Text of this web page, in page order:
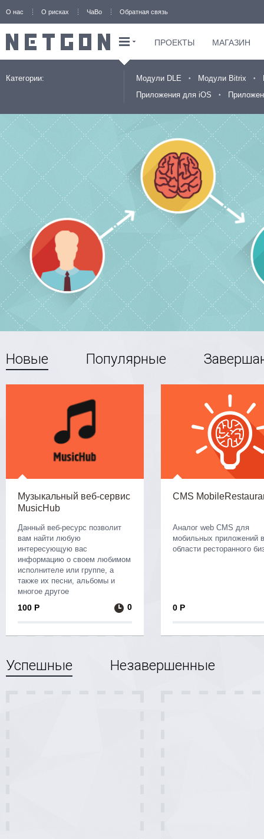
О нас О рисках ЧаВо Обратная связь
ПРОЕКТЫ МАГАЗИН
Категории: Модули DLE Модули Bitrix
Приложения для iOS
Новые Популярные
Музыкальный веб-сервис
MusicHub
Данный веб-ресурс позволит
вам найти любую
интересующую вас
информацию о своем любимом
исполнителе или группе, а
также их песни, альбомы и
многое другое
100 Р 0
CMS
Аналог web CMS для
мобильных приложений в
области ресторанного
0 Р
Успешные Незавершенные